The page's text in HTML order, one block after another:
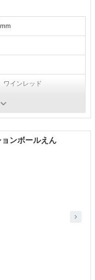
ワインレッド
ック式
ンボールえん